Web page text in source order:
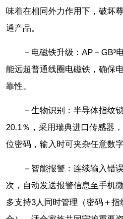
味着在相同外力作用下，破坏
通产品。
－电磁铁升级：AP－GB³
能远超普通线圈电磁铁，确保
靠性。
－生物识别：半导体指纹
20.1％，采用瑞典进口传感器
位密码，输入时可夹杂任意数字
－智能报警：连续输入错
次，自动发送报警信息至手机
多支持3人同时管理（密码＋指